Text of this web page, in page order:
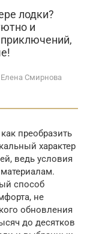
лодки?
и
Елена Смирнова
преобразить
характер
ведь условия
способ
не
обновления
до десятков